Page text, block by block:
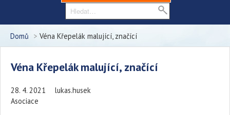
Domů > Véna Křepelák malující, značící
Véna Křepelák malující, značící
28. 4. 2021
lukas.husek
Asociace